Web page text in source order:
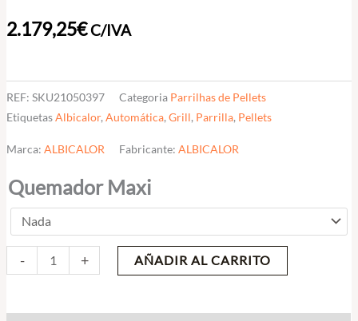
2.179,25€C/IVA
REF:SKU21050397 Categoria Parrilhas de Pellets
EtiquetasAlbicalor,Automática,Grill, Parrilla, Pellets
Marca:ALBICALOR Fabricante:ALBICALOR
Quemador Maxi
- + AÑADIR AL CARRITO